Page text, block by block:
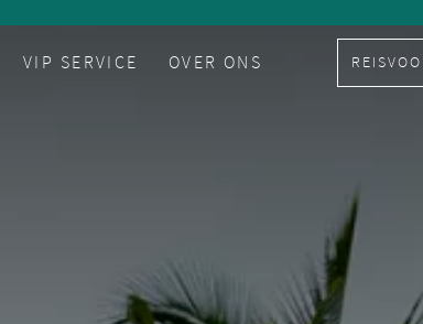
VIP SERVICE OVER ONS